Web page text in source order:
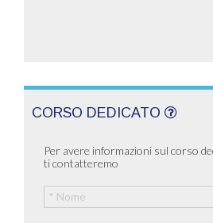
CORSO DEDICATO
Per avere informazioni sul corso
ti contatteremo